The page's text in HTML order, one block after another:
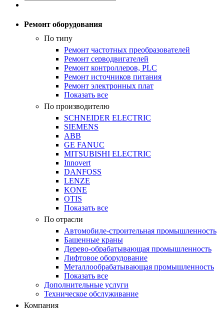
Ремонт оборудования
По типу
Ремонт частотных преобразователей
Ремонт серводвигателей
Ремонт контроллеров, PLC
Ремонт источников питания
Ремонт электронных плат
Показать все
По производителю
SCHNEIDER ELECTRIC
SIEMENS
ABB
GE FANUC
MITSUBISHI ELECTRIC
Innovert
DANFOSS
LENZE
KONE
OTIS
Показать все
По отрасли
Автомобиле-строительная промышленность
Башенные краны
Дерево-обрабатывающая промышленность
Лифтовое оборудование
Металлообрабатывающая промышленность
Показать все
Дополнительные услуги
Техническое обслуживание
Компания